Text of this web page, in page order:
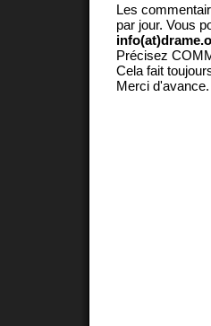
Les
par jour. Vous
Précisez
Cela fait
Merci d'avance.